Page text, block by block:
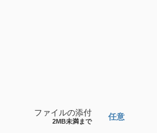
ファイルの添付
2MB未満まで
任意